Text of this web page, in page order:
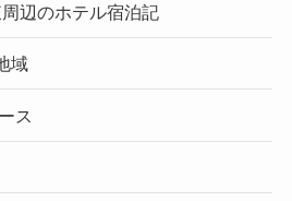
辺のホテル宿泊記
域
ス